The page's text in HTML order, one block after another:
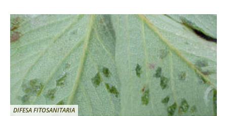
DIFESA FITOSANITARIA